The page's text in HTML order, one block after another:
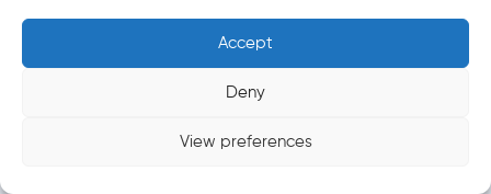
Accept
Deny
View preferences
Wie viele Mitarbeiter werden benötigt: